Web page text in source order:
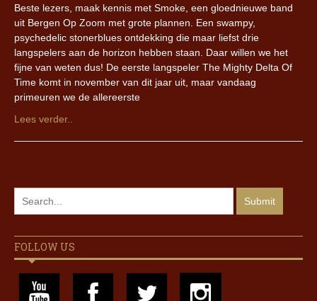
Beste lezers, maak kennis met Smoke, een gloednieuwe band
uit Bergen Op Zoom met grote plannen. Een swampy,
psychedelic stonerblues ontdekking die maar liefst drie
langspelers aan de horizon hebben staan. Daar willen we het
fijne van weten dus! De eerste langspeler The Mighty Delta Of
Time komt in november van dit jaar uit, maar vandaag
primeuren we de allereerste
Lees verder..
FOLLOW US